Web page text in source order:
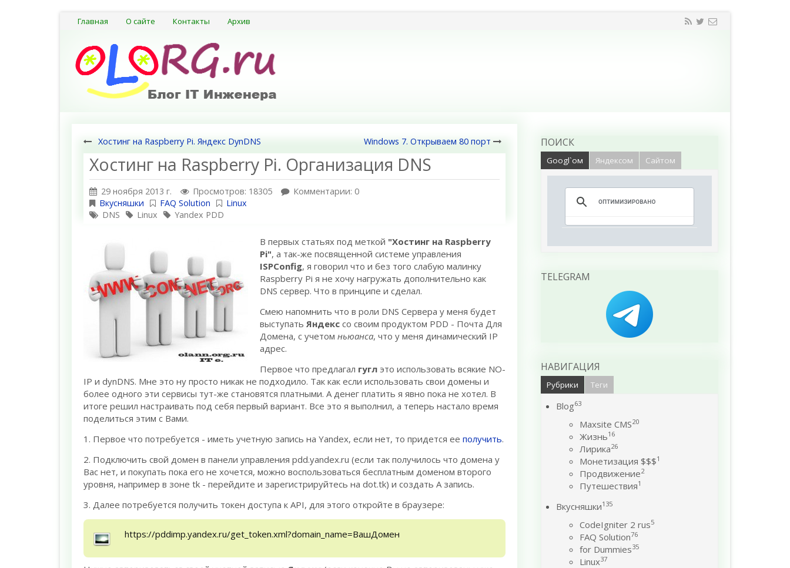
Главная О сайте Контакты Архив
Хостинг на Raspberry Pi. Яндекс DynDNS Windows 7. Открываем 80 порт
Хостинг на Raspberry Pi. Организация DNS
29 ноября 2013 г. Просмотров: 18305
Комментарии: 0
Вкусняшки
FAQ Solution
Linux
DNS
Linux Yandex PDD
В первых статьях под меткой "Хостинг на Raspberry
Pi", а так-же посвященной системе управления
ISPConfig, я говорил что и без того слабую малинку
Raspberry Pi я не хочу нагружать дополнительно как
DNS сервер. Что в принципе и сделал.
Смею напомнить что в роли DNS Сервера у меня будет
выступать Яндекс со своим продуктом PDD - Почта Для
Домена, с учетом ньюанса, что у меня динамический IP
адрес.
Первое что предлагал гугл это использовать всякие NO-
IP и dynDNS. Мне это ну просто никак не подходило. Так как если использовать свои домены и
более одного эти сервисы тут-же становятся платными. А денег платить я явно пока не хотел. В
итоге решил настраивать под себя первый вариант. Все это я выполнил, а теперь настало время
поделиться этим с Вами.
1. Первое что потребуется - иметь учетную запись на Yandex, если нет, то придется ее получить.
2. Подключить свой домен в панели управления pdd.yandex.ru (если так получилось что домена у
Вас нет, и покупать пока его не хочется, можно воспользоваться бесплатным доменом второго
уровня, например в зоне tk - перейдите и зарегистрируйтесь на dot.tk) и создать A запись.
3. Далее потребуется получить токен доступа к API, для этого откройте в браузере:
https://pddimp.yandex.ru/get_token.xml?domain_name=ВашДомен
ПОИСК
Googl`ом Яндексом Сайтом
TELEGRAM
НАВИГАЦИЯ
Рубрики Теги
Blog63
Maxsite CMS20
Жизнь16
Лирика26
Монетизация $$$1
Продвижение2
Путешествия1
Вкусняшки135
CodeIgniter 2 rus5
FAQ Solution76
for Dummies35
Linux37